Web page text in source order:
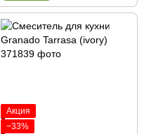
Акция
−33%